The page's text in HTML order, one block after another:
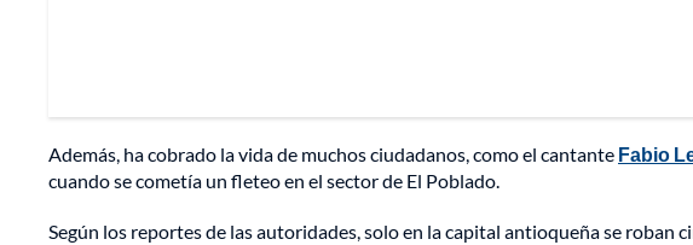
Además, ha cobrado la vida de muchos ciudadanos, como el cantante Fabio
cuando se cometía un fleteo en el sector de El Poblado.
Según los reportes de las autoridades, solo en la capital antioqueña se roban